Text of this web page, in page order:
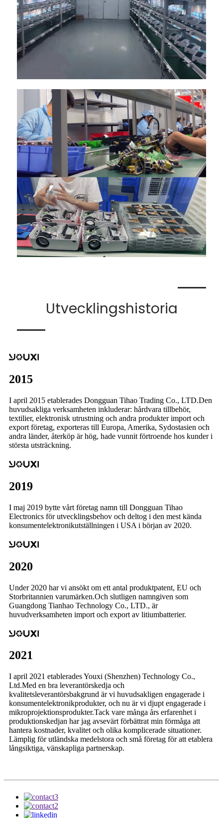
Utvecklingshistoria
2015
I april 2015 etablerades Dongguan Tihao Trading Co., LTD.Den
huvudsakliga verksamheten inkluderar: hårdvara tillbehör,
textilier, elektronisk utrustning och andra produkter import och
export företag, exporteras till Europa, Amerika, Sydostasien och
andra länder, återköp är hög, hade vunnit förtroende hos kunder i
största utsträckning.
2019
I maj 2019 bytte vårt företag namn till Dongguan Tihao
Electronics för utvecklingsbehov och deltog i den mest kända
konsumentelektronikutställningen i USA i början av 2020.
2020
Under 2020 har vi ansökt om ett antal produktpatent, EU och
Storbritannien varumärken.Och slutligen namngiven som
Guangdong Tianhao Technology Co., LTD., är
huvudverksamheten import och export av litiumbatterier.
2021
I april 2021 etablerades Youxi (Shenzhen) Technology Co.,
Ltd.Med en bra leverantörskedja och
kvalitetsleverantörsbakgrund är vi huvudsakligen engagerade i
konsumentelektronikprodukter, och nu är vi djupt engagerade i
mikroprojektionsprodukter.Tack vare många års erfarenhet i
produktionskedjan har jag avsevärt förbättrat min förmåga att
hantera kostnader, kvalitet och olika komplicerade situationer.
Lämplig för utländska medelstora och små företag för att etablera
långsiktiga, vänskapliga partnerskap.